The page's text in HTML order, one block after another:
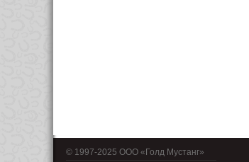
© 1997-2025 OOO «Голд Мустанг»